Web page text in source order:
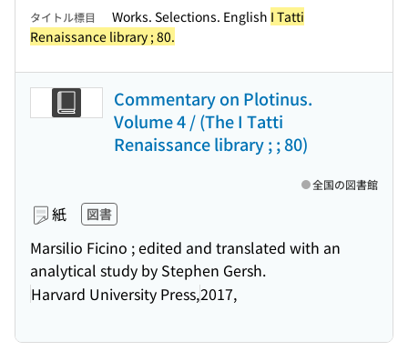
タイトル標目 Works. Selections. English I Tatti
Renaissance library ; 80.
Commentary on Plotinus.
Volume 4 / (The I Tatti
Renaissance library ; ; 80)
紙 図書
Marsilio Ficino ; edited and translated with an
analytical study by Stephen Gersh.
Harvard University Press,2017,
全国の図書館